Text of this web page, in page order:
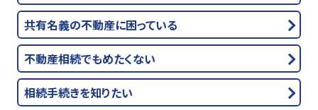
共有名義の不動産に困っている
不動産相続でもめたくない
相続手続きを知りたい